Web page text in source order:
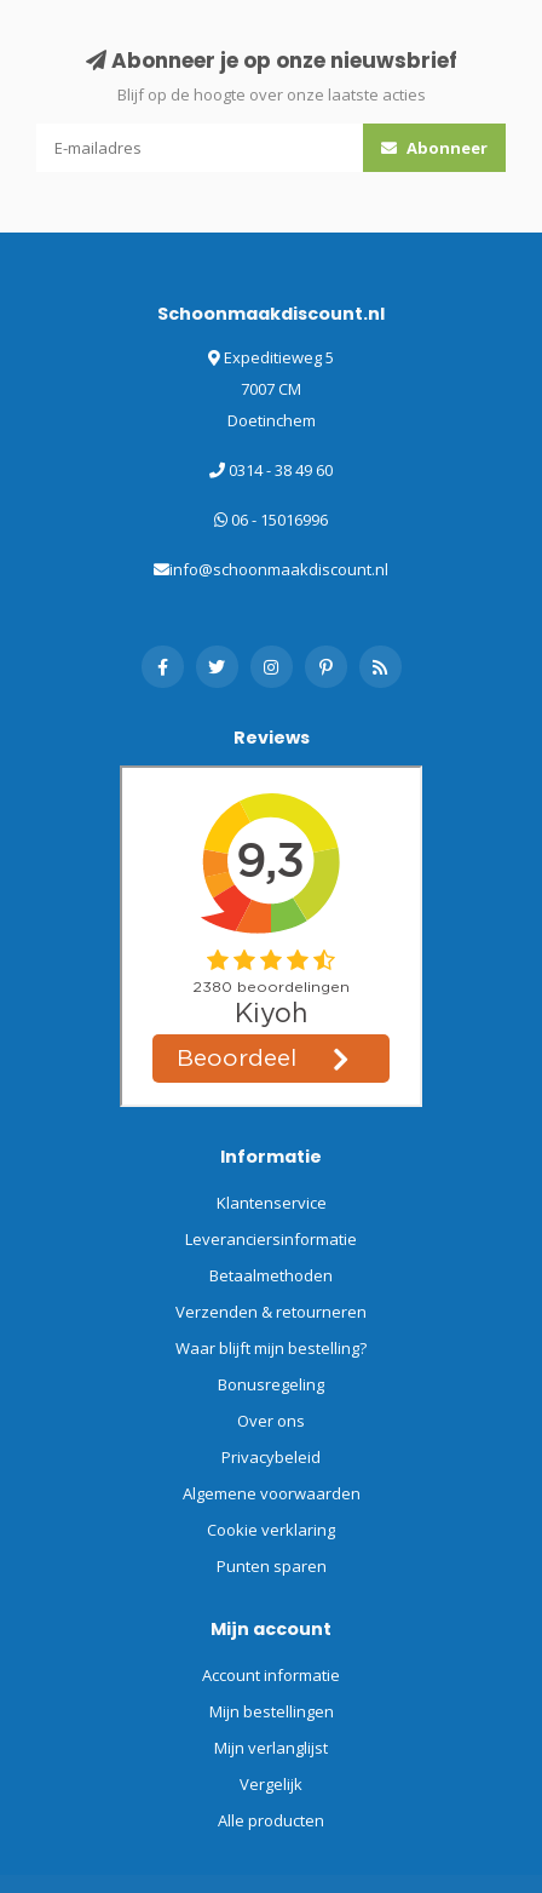
Abonneer je op onze nieuwsbrief
Blijf op de hoogte over onze laatste acties
Abonneer
Schoonmaakdiscount.nl
Expeditieweg 5
7007 CM
Doetinchem
0314 - 38 49 60
06 - 15016996
info@schoonmaakdiscount.nl
Reviews
Informatie
Klantenservice
Leveranciersinformatie
Betaalmethoden
Verzenden & retourneren
Waar blijft mijn bestelling?
Bonusregeling
Over ons
Privacybeleid
Algemene voorwaarden
Cookie verklaring
Punten sparen
Mijn account
Account informatie
Mijn bestellingen
Mijn verlanglijst
Vergelijk
Alle producten